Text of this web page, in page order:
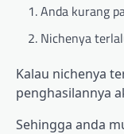
Anda kurang
Nichenya
Kalau nichenya
penghasilannya
Sehingga anda